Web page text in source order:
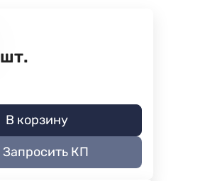
шт.
В корзину
Запросить КП